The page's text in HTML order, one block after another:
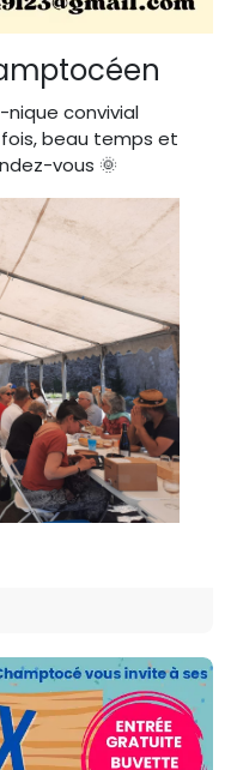
nique convivial
beau temps et
vous 🌞